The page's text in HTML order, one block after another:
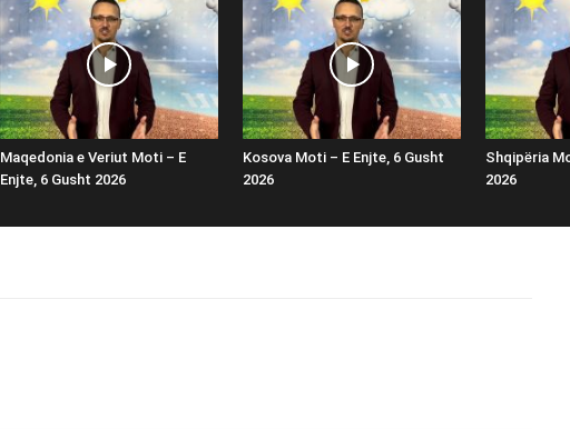
Maqedonia e Veriut Moti – E
Enjte, 6 Gusht 2026
Kosova Moti – E Enjte, 6 Gusht
2026
Shqipëria
2026